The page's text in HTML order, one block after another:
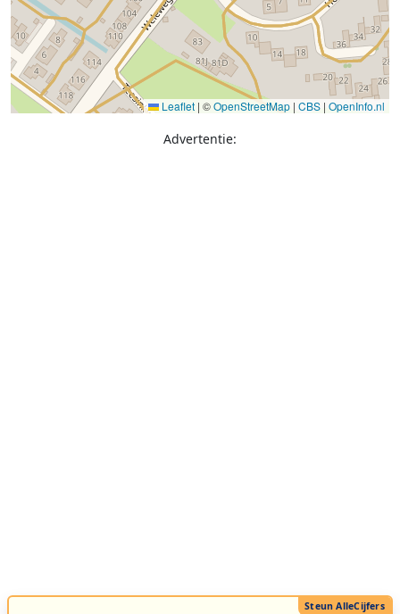
Leaflet | ©OpenStreetMap | CBS | OpenInfo.nl
Advertentie: